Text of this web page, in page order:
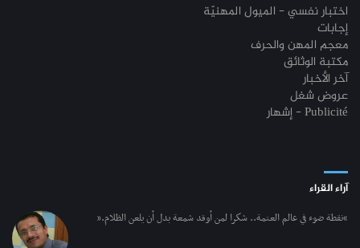
اختبار نفسي - الميول المهنيّة
إجابات
معجم المهن والحرف
مكتبة الوثائق
آخر الأخبار
عروض شغل
إشهار - Publicité
آراء القراء
“نقطة ضوء في عالم العتمة.. شكرا لمن أوقد شمعة بدل أن يلعن الظلام.”